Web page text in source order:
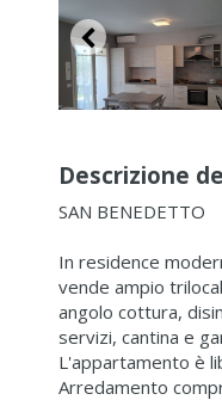
Descrizione
SAN BENEDETTO
In residence
vende ampio
angolo cottura,
servizi, cantina e
L'appartamento è
Arredamento